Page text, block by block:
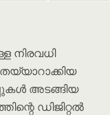
നിരവധി
അടങ്ങിയ
ഡിജിറ്റൽ